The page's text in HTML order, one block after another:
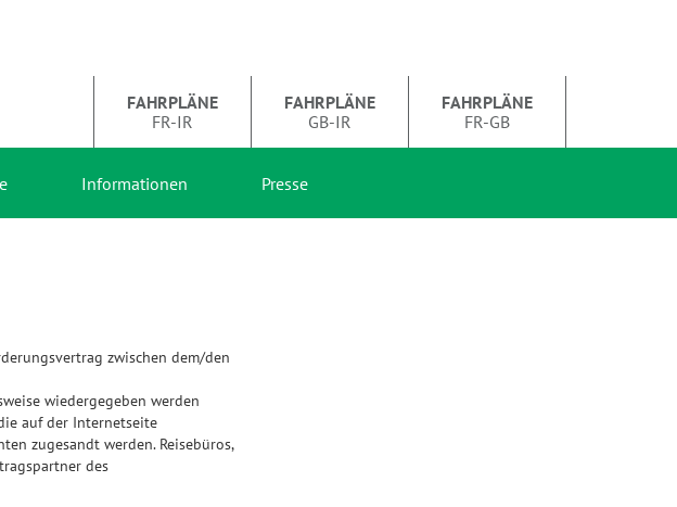
FAHRPLÄNE
FR-IR
FAHRPLÄNE
GB-IR
FAHRPLÄNE
FR-GB
Informationen Presse
zwischen dem/den
wiedergegeben werden
auf der Internetseite
zugesandt werden. Reisebüros,
des